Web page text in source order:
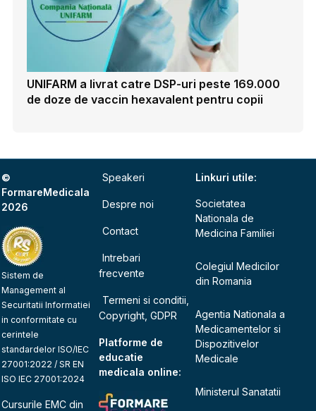
UNIFARM a livrat catre DSP-uri peste 169.000
de doze de vaccin hexavalent pentru copii
©
FormareMedicala
2026
Sistem de
Management al
Securitatii Informatiei
in conformitate cu
cerintele
standardelor ISO/IEC
27001:2022 / SR EN
ISO IEC 27001:2024
Cursurile EMC din
Speakeri
Despre noi
Contact
Intrebari
frecvente
Termeni si conditii,
Copyright, GDPR
Platforme de
educatie
medicala online:
Linkuri utile:
Societatea
Nationala de
Medicina Familiei
Colegiul Medicilor
din Romania
Agentia Nationala a
Medicamentelor si
Dispozitivelor
Medicale
Ministerul Sanatatii